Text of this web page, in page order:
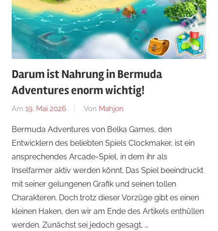
Darum ist Nahrung in Bermuda
Adventures enorm wichtig!
Am 19. Mai 2026 Von Mahjon
und
Farmspiele,
Simulations-
und
Farm-
Spiele,
Simulations-
und
Bermuda Adventures von Belka Games, den
Entwicklern des beliebten Spiels Clockmaker, ist ein
ansprechendes Arcade-Spiel, in dem ihr als
Inselfarmer aktiv werden könnt. Das Spiel beeindruckt
mit seiner gelungenen Grafik und seinen tollen
Charakteren. Doch trotz dieser Vorzüge gibt es einen
kleinen Haken, den wir am Ende des Artikels enthüllen
werden. Zunächst sei jedoch gesagt, …